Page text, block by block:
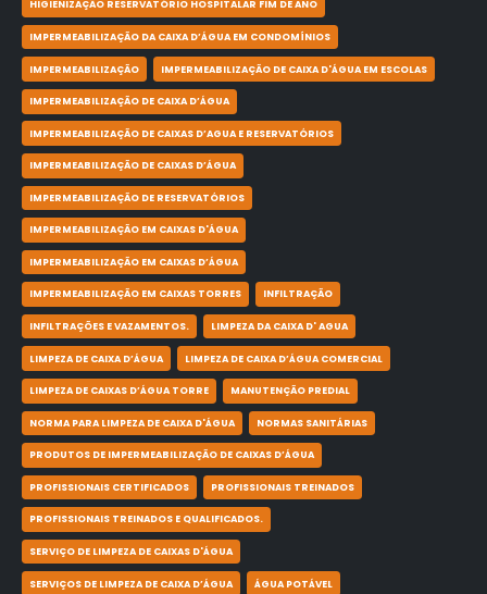
HIGIENIZAÇÃO RESERVATÓRIO HOSPITALAR FIM DE ANO
IMPERMEABILIZAÇÃO DA CAIXA D’ÁGUA EM CONDOMÍNIOS
IMPERMEABILIZAÇÃO IMPERMEABILIZAÇÃO DE CAIXA D'ÁGUA EM ESCOLAS
IMPERMEABILIZAÇÃO DE CAIXA D’ÁGUA
IMPERMEABILIZAÇÃO DE CAIXAS D’AGUA E RESERVATÓRIOS
IMPERMEABILIZAÇÃO DE CAIXAS D’ÁGUA
IMPERMEABILIZAÇÃO DE RESERVATÓRIOS
IMPERMEABILIZAÇÃO EM CAIXAS D'ÁGUA
IMPERMEABILIZAÇÃO EM CAIXAS D’ÁGUA
IMPERMEABILIZAÇÃO EM CAIXAS TORRES INFILTRAÇÃO
INFILTRAÇÕES E VAZAMENTOS. LIMPEZA DA CAIXA D' AGUA
LIMPEZA DE CAIXA D’ÁGUA LIMPEZA DE CAIXA D’ÁGUA COMERCIAL
LIMPEZA DE CAIXAS D’ÁGUA TORRE MANUTENÇÃO PREDIAL
NORMA PARA LIMPEZA DE CAIXA D'ÁGUA NORMAS SANITÁRIAS
PRODUTOS DE IMPERMEABILIZAÇÃO DE CAIXAS D’ÁGUA
PROFISSIONAIS CERTIFICADOS PROFISSIONAIS TREINADOS
PROFISSIONAIS TREINADOS E QUALIFICADOS.
SERVIÇO DE LIMPEZA DE CAIXAS D'ÁGUA
SERVIÇOS DE LIMPEZA DE CAIXA D’ÁGUA ÁGUA POTÁVEL